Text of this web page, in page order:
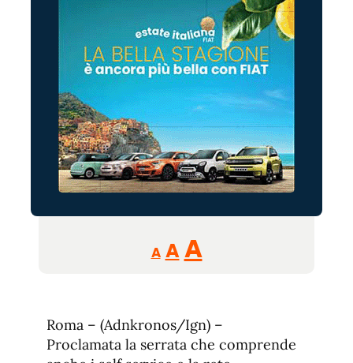
A
Reducir
tamaño
A Restablecer
fuente
AAumentar
de
fuente.
Roma – (Adnkronos/Ign) –
Proclamata la serrata che comprende